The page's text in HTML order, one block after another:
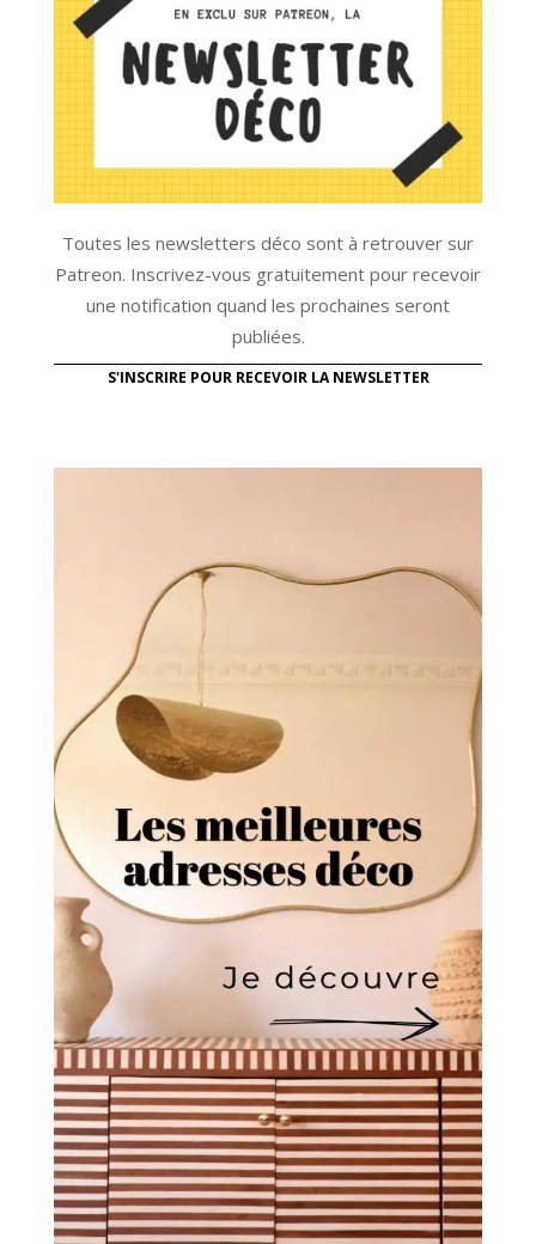
Toutes les newsletters déco sont à retrouver sur
Patreon. Inscrivez-vous gratuitement pour recevoir
une notification quand les prochaines seront
publiées.
S'INSCRIRE POUR RECEVOIR LA NEWSLETTER